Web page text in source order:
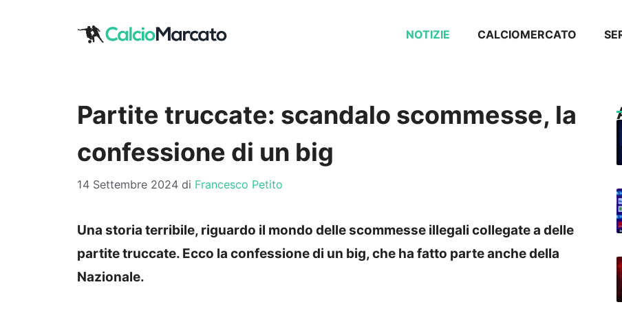
NOTIZIE CALCIOMERCATO
Partite truccate: scandalo scommesse, la
confessione di un big
14 Settembre 2024 di Francesco Petito
Una storia terribile, riguardo il mondo delle scommesse illegali collegate a delle
partite truccate. Ecco la confessione di un big, che ha fatto parte anche della
Nazionale.